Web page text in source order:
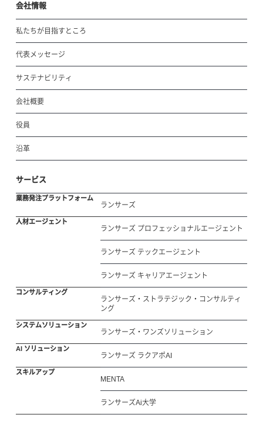
会社情報
私たちが目指すところ
代表メッセージ
サステナビリティ
会社概要
役員
沿革
サービス
業務発注プラットフォーム
ランサーズ
人材エージェント
ランサーズ プロフェッショナルエージェント
ランサーズ テックエージェント
ランサーズ キャリアエージェント
コンサルティング
ランサーズ・ストラテジック・コンサルティ
ング
システムソリューション
ランサーズ・ワンズソリューション
AI ソリューション
ランサーズ ラクアポAI
スキルアップ
MENTA
ランサーズAi大学